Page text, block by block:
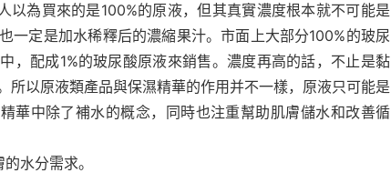
以為買來的是100%的原液，但其真實濃度根本就不可能是
一定是加水稀釋后的濃縮果汁。市面上大部分100%的玻尿
，配成1%的玻尿酸原液來銷售。濃度再高的話，不止是黏
所以原液類產品與保濕精華的作用并不一樣，原液只可能是
華中除了補水的概念，同時也注重幫助肌膚儲水和改善循
水分需求。